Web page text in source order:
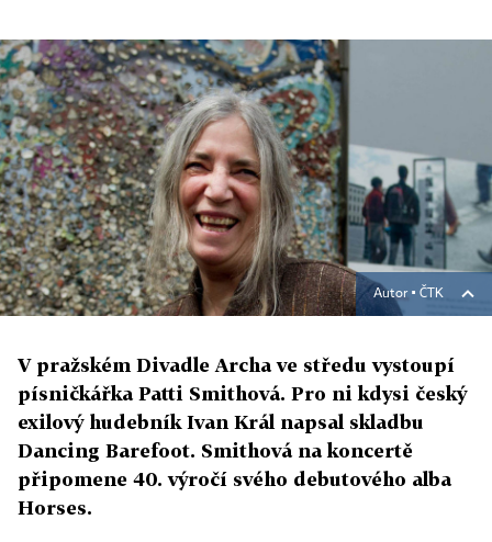
Autor ▪ ČTK
V pražském Divadle Archa ve středu vystoupí
písničkářka Patti Smithová. Pro ni kdysi český
exilový hudebník Ivan Král napsal skladbu
Dancing Barefoot. Smithová na koncertě
připomene 40. výročí svého debutového alba
Horses.